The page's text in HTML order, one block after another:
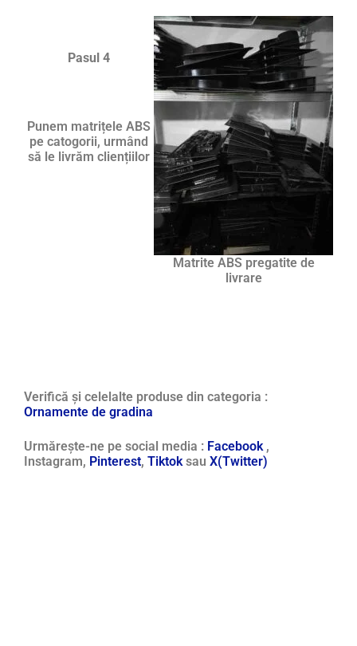
Matrite ABS pregatite de
livrare
Pasul 4
Punem matrițele ABS
pe catogorii, urmând
să le livrăm cliențiilor
Verifică și celelalte produse din categoria :
Ornamente de gradina
Urmărește-ne pe social media : Facebook ,
Instagram, Pinterest, Tiktok sau X(Twitter)